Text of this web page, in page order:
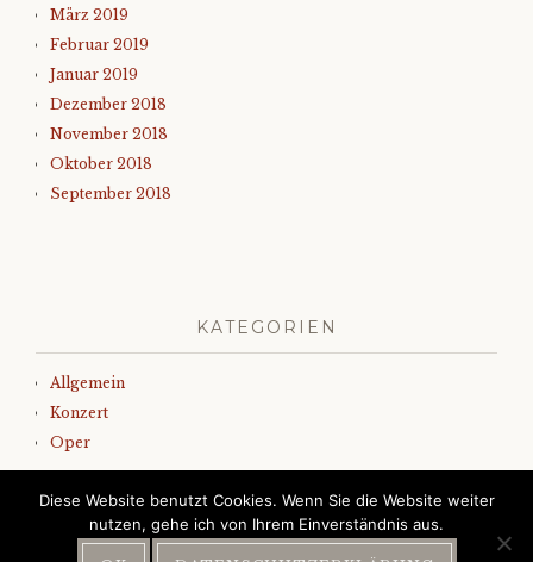
März 2019
Februar 2019
Januar 2019
Dezember 2018
November 2018
Oktober 2018
September 2018
KATEGORIEN
Allgemein
Konzert
Oper
Diese Website benutzt Cookies. Wenn Sie die Website weiter
nutzen, gehe ich von Ihrem Einverständnis aus.